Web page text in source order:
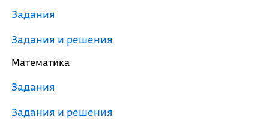
Задания
Задания и решения
Математика
Задания
Задания и решения